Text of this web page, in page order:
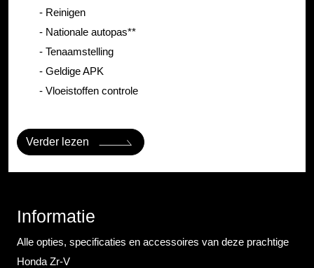
- Reinigen
- Nationale autopas**
- Tenaamstelling
- Geldige APK
- Vloeistoffen controle
Verder lezen
Informatie
Alle opties, specificaties en accessoires van deze prachtige
Honda Zr-V